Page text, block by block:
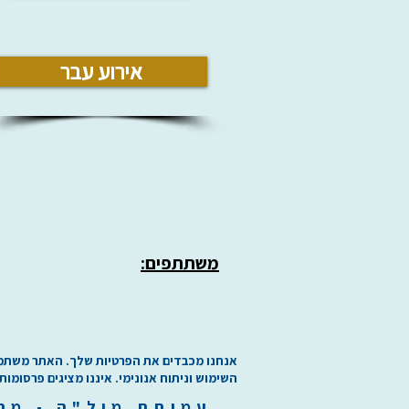
אירוע עבר
משתתפים:
אנחנו מכבדים את הפרטיות שלך. האתר משתמש
השימוש וניתוח אנונימי. איננו מציגים